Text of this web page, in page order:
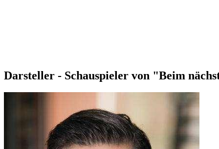
Darsteller - Schauspieler von "Beim